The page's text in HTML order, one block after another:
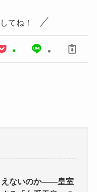
てね！
えないのか――皇室